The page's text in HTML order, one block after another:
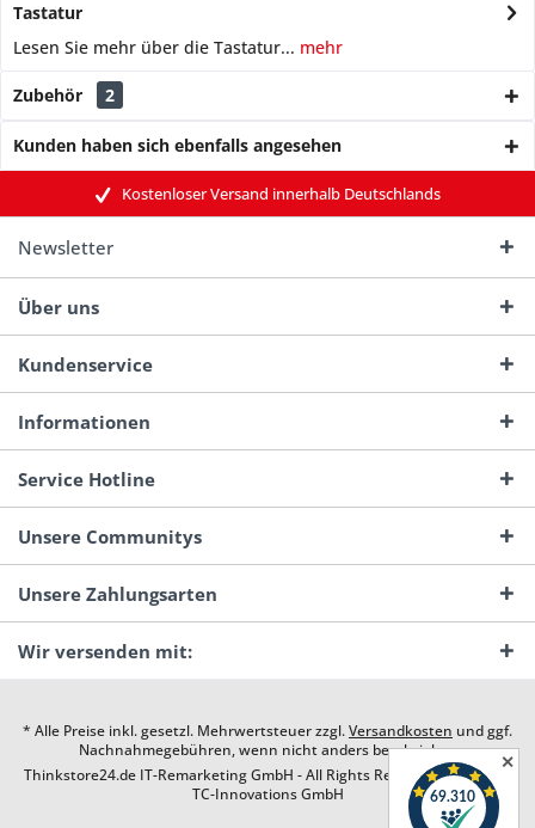
Tastatur
Lesen Sie mehr über die Tastatur... mehr
Zubehör 2
Kunden haben sich ebenfalls angesehen
Kostenloser Versand innerhalb Deutschlands
Newsletter
Über uns
Kundenservice
Informationen
Service Hotline
Unsere Communitys
Unsere Zahlungsarten
Wir versenden mit:
* Alle Preise inkl. gesetzl. Mehrwertsteuer zzgl.Versandkosten und ggf.
Nachnahmegebühren, wenn nicht anders beschrieben
Thinkstore24.de IT-Remarketing GmbH - All Rights Reserved. Design by
TC-Innovations GmbH
✕